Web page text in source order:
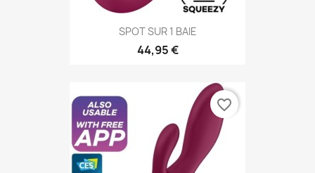
SPOT SUR 1 BAIE
44,95 €
favorite_border